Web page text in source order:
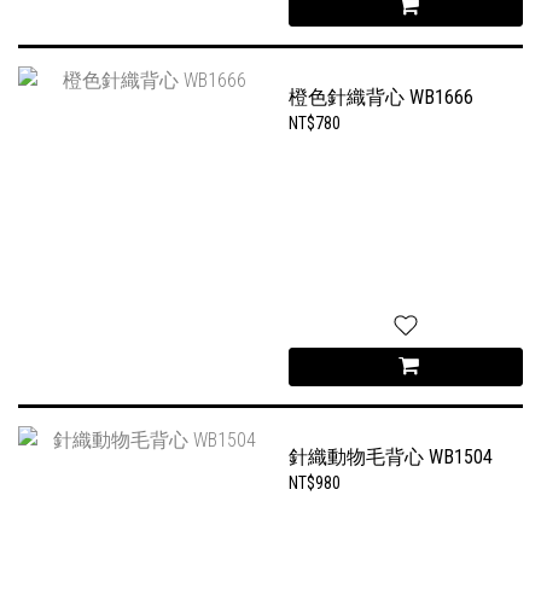
橙色針織背心 WB1666
NT$780
針織動物毛背心 WB1504
NT$980